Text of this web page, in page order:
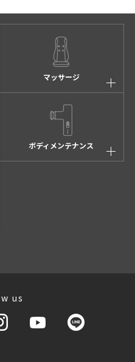
マッサージ
ボディメンテナンス
us